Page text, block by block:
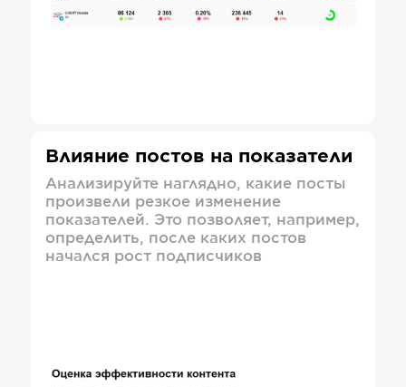
Влияние постов на показатели
Анализируйте наглядно, какие посты
произвели резкое изменение
показателей. Это позволяет, например,
определить, после каких постов
начался рост подписчиков